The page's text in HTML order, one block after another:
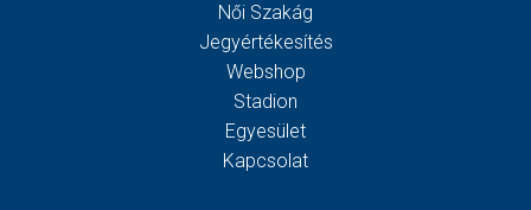
Női Szakág
Jegyértékesítés
Webshop
Stadion
Egyesület
Kapcsolat